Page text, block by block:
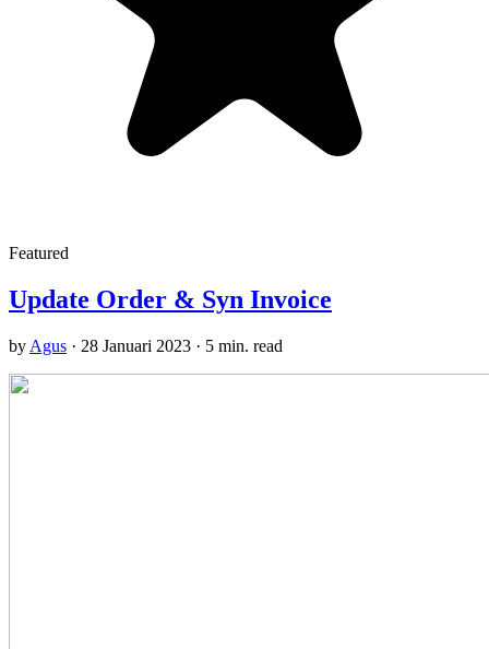
Featured
Update Order & Syn Invoice
by Agus · 28 Januari 2023 · 5 min. read